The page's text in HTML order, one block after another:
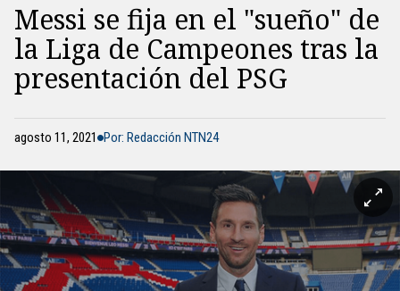
Messi se fija en el "sueño" de
la Liga de Campeones tras la
presentación del PSG
agosto 11, 2021 Por: Redacción NTN24